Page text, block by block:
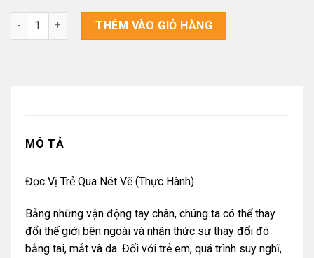
là:
52.000 ₫.
Đọc Vị Trẻ Qua Nét Vẽ (Thực Hành) số lượng
THÊM VÀO GIỎ HÀNG
MÔ TẢ
Đọc Vị Trẻ Qua Nét Vẽ (Thực Hành)
Bằng những vận động tay chân, chúng ta có thể thay
đổi thế giới bên ngoài và nhận thức sự thay đổi đó
bằng tai, mắt và da. Đối với trẻ em, quá trình suy nghĩ,